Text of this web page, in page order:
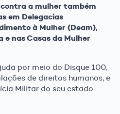
a mulher também
em Delegacias
à Mulher (Deam),
e nas Casas da Mulher
por meio do Disque 100,
de direitos humanos, e
Militar do seu estado.